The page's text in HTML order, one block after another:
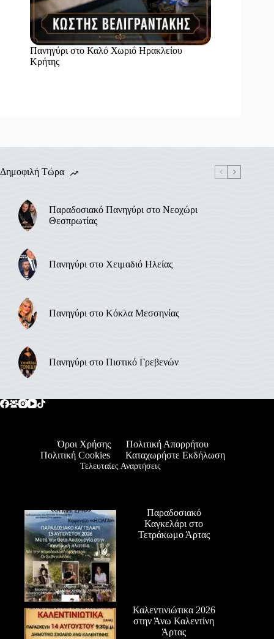
Πανηγύρι στο Καλό Χωριό Ηρακλείου
Κρήτης
Δημοφιλή Τώρα
Παραδοσιακό Πανηγύρι στο Νεοχώρι
Θεσπρωτίας
Πανηγύρι στο Χειμαδιό Ηλείας
Πανηγύρι στο Κόκλα Μεσσηνίας
Πανηγύρι στο Πιστικό Γρεβενών
Όροι Χρήσης
Πολιτική Απορρήτου
Πολιτική Cookies
Καταχωρήστε Εκδήλωση
Τελευταίες Αναρτήσεις
Παραδοσιακό
Καγκελάρι στο
Τετράκωμο Άρτας
Καλεντινιώτικα 2026
στην Άνω Καλεντίνη
Άρτας